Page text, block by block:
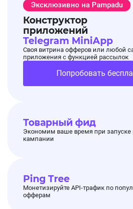
Эксклюзивно на Pampadu
Конструктор
приложений
Telegram MiniApp
Своя витрина офферов или любой
приложения с функцией рассылок
Попробовать
Товарный фид
Экономим ваше время при запуске
кампании
Ping Tree
Монетизируйте API-трафик по
офферам